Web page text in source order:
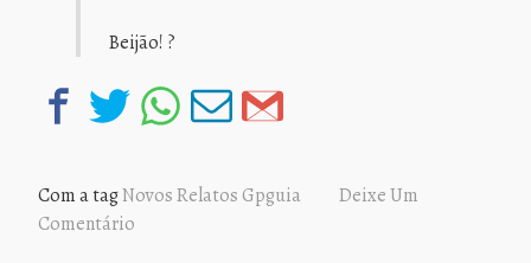
Beijão! ?
Com a tagNovos Relatos Gpguia
Deixe Um
Comentário